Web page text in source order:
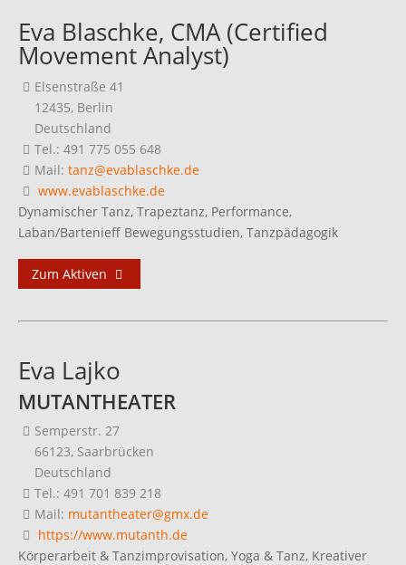
Eva Blaschke, CMA (Certified
Movement Analyst)
Elsenstraße 41
12435, Berlin
Deutschland
Tel.: 491 775 055 648
Mail: tanz@evablaschke.de
www.evablaschke.de
Dynamischer Tanz, Trapeztanz, Performance,
Laban/Bartenieff Bewegungsstudien, Tanzpädagogik
Zum Aktiven
Eva Lajko
MUTANTHEATER
Semperstr. 27
66123, Saarbrücken
Deutschland
Tel.: 491 701 839 218
Mail: mutantheater@gmx.de
https://www.mutanth.de
Körperarbeit & Tanzimprovisation, Yoga & Tanz, Kreativer